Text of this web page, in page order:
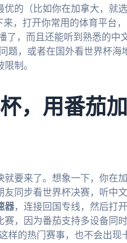
的（比如你在加拿大，就
，打开你常用的体育平台
了，而且还能听到熟悉的
题，或者在国外看世界杯海
制。
，用番茄
要来了。想象一下，你在
同步看世界杯决赛，听中
器，连接回国专线，然后打
，因为番茄支持多设备同
样的热门赛事，也不会出